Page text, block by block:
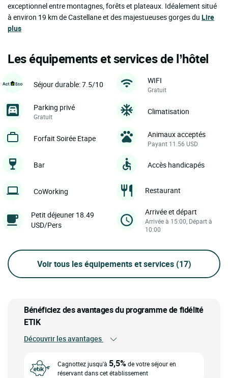
exceptionnel entre montagnes, forêts et plateaux. Idéalement situé
à environ 19 km de Castellane et des majestueuses gorges du Lire
plus
Les équipements et services de l’hôtel
Séjour durable: 7.5/10 WIFI
Gratuit
Parking privé
Gratuit
Climatisation
Forfait Soirée Etape Animaux acceptés
Payant 11.56 USD
Bar Accès handicapés
CoWorking Restaurant
Petit déjeuner 18.49
USD/Pers
Arrivée et départ
Arrivée à 15:00, Départ à
10:00
Voir tous les équipements et services (17)
Bénéficiez des avantages du programme de fidélité
ETIK
Découvrir les avantages
Cagnottez jusqu'à 5,5%de votre séjour en
réservant dans cet établissement